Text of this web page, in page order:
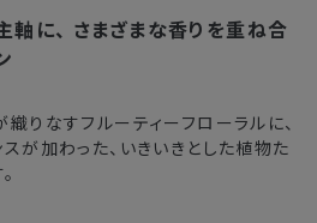
かる日数の目安
2〜3日
場合、発送完了メールの翌日から10日
場合、購入日の翌日から7日間
軸に、 さまざまな香りを重ね合
りなすフルーティーフローラルに、
が加わった、いきいきとした植物た